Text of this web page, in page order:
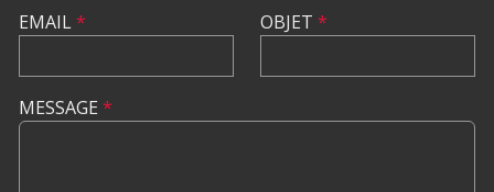
EMAIL* OBJET *
MESSAGE *